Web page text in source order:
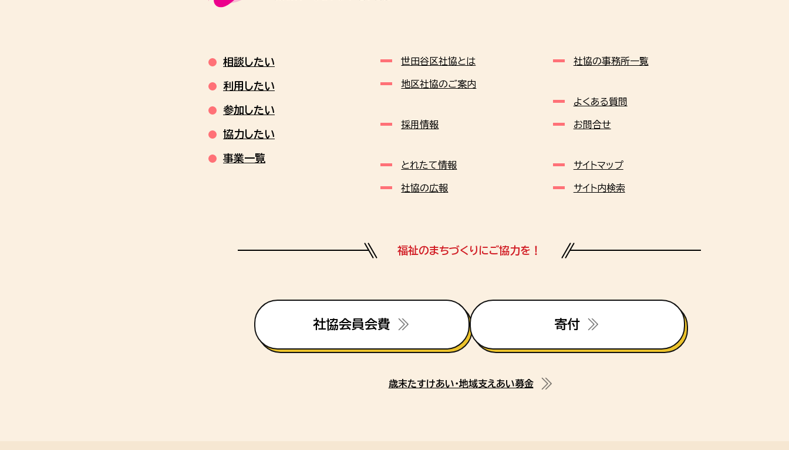
相談したい
利用したい
参加したい
協力したい
事業一覧
世田谷区社協とは
地区社協のご案内
採用情報
とれたて情報
社協の広報
社協の事務所一覧
よくある質問
お問合せ
サイトマップ
サイト内検索
福祉のまちづくりにご協力を！
社協会員会費 寄付
歳末たすけあい・地域支えあい募金